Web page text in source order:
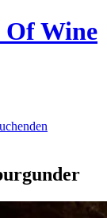
Of Wine